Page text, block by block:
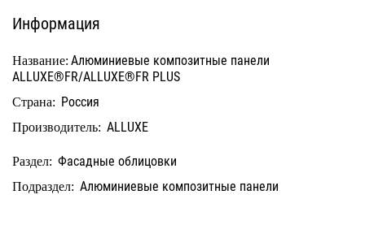
Информация
Название: Алюминиевые композитные панели
ALLUXE®FR/ALLUXE®FR PLUS
Страна: Россия
Производитель: ALLUXE
Раздел: Фасадные облицовки
Подраздел: Алюминиевые композитные панели